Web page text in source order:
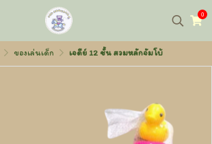
0
ของเล่นเด็ก เจดีย์ 12 ชั้น สวมหลักจัมโบ้